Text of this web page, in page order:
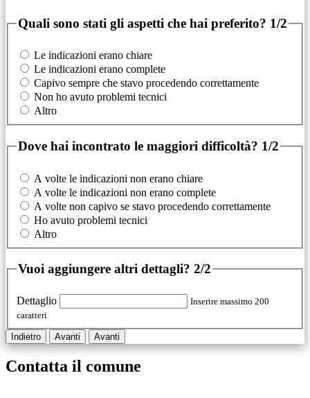
Quali sono stati gli aspetti che hai preferito? 1/2
Le indicazioni erano chiare
Le indicazioni erano complete
Capivo sempre che stavo procedendo correttamente
Non ho avuto problemi tecnici
Altro
Dove hai incontrato le maggiori difficoltà? 1/2
A volte le indicazioni non erano chiare
A volte le indicazioni non erano complete
A volte non capivo se stavo procedendo correttamente
Ho avuto problemi tecnici
Altro
Vuoi aggiungere altri dettagli? 2/2
Dettaglio
Inserire massimo 200
caratteri
Indietro Avanti Avanti
Contatta il comune